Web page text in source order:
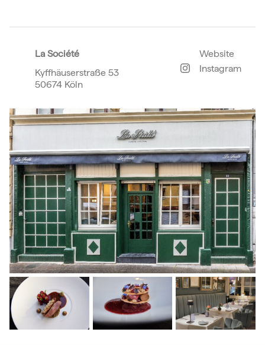
La Société
Kyffhäuserstraße 53
50674 Köln
Website
Instagram